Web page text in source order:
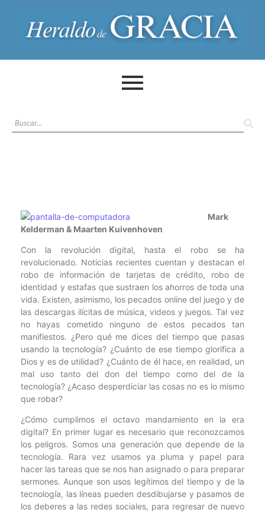
Mark
Kelderman & Maarten Kuivenhoven
Con la revolución digital, hasta el robo se ha
revolucionado. Noticias recientes cuentan y destacan el
robo de información de tarjetas de crédito, robo de
identidad y estafas que sustraen los ahorros de toda una
vida. Existen, asimismo, los pecados online del juego y de
las descargas ilícitas de música, videos y juegos. Tal vez
no hayas cometido ninguno de estos pecados tan
manifiestos. ¿Pero qué me dices del tiempo que pasas
usando la tecnología? ¿Cuánto de ese tiempo glorifica a
Dios y es de utilidad? ¿Cuánto de él hace, en realidad, un
mal uso tanto del don del tiempo como del de la
tecnología? ¿Acaso desperdiciar las cosas no es lo mismo
que robar?
¿Cómo cumplimos el octavo mandamiento en la era
digital? En primer lugar es necesario que reconozcamos
los peligros. Somos una generación que depende de la
tecnología. Rara vez usamos ya pluma y papel para
hacer las tareas que se nos han asignado o para preparar
sermones. Aunque son usos legítimos del tiempo y de la
tecnología, las líneas pueden desdibujarse y pasamos de
los deberes a las redes sociales, para regresar de nuevo